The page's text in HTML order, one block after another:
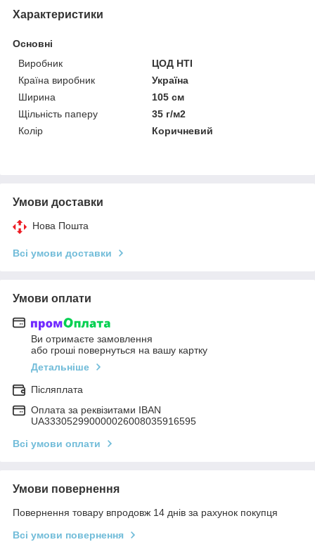
Характеристики
Основні
Виробник
ЦОД НТІ
Країна виробник
Україна
Ширина
105 см
Щільність паперу
35 г/м2
Колір
Коричневий
Умови доставки
Нова Пошта
Всі умови доставки
Умови оплати
Ви отримаєте замовлення
або гроші повернуться на вашу картку
Детальніше
Післяплата
Оплата за реквізитами IBAN
UA333052990000026008035916595
Всі умови оплати
Умови повернення
Повернення товару впродовж 14 днів за рахунок покупця
Всі умови повернення